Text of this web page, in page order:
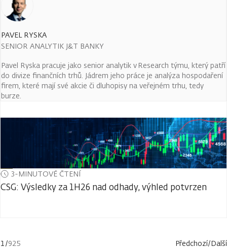
PAVEL RYSKA
SENIOR ANALYTIK J&T BANKY
Pavel Ryska pracuje jako senior analytik v Research týmu, který patří
do divize finančních trhů. Jádrem jeho práce je analýza hospodaření
firem, které mají své akcie či dluhopisy na veřejném trhu, tedy
burze.
3-MINUTOVÉ ČTENÍ
CSG: Výsledky za 1H26 nad odhady, výhled potvrzen
1/925 Předchozí/Další